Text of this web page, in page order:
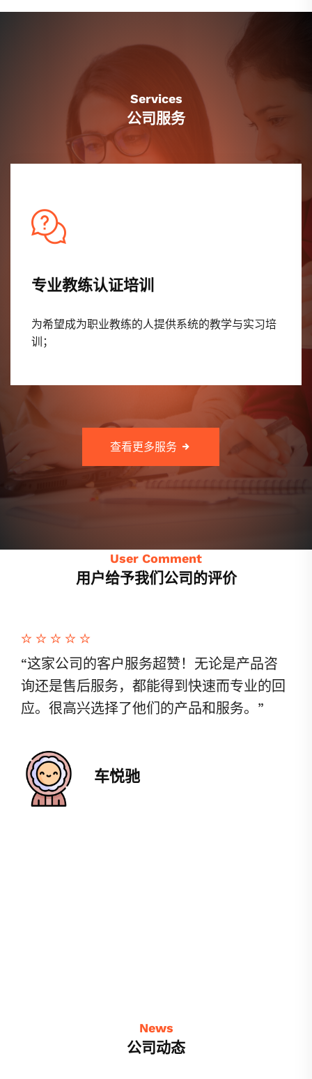
Services
公司服务
专业教练认证培训
为希望成为职业教练的人提供系统的教学与实习培
训；
查看更多服务
User Comment
用户给予我们公司的评价
“这家公司的客户服务超赞！无论是产品咨
询还是售后服务，都能得到快速而专业的回
应。很高兴选择了他们的产品和服务。”
车悦驰
News
公司动态